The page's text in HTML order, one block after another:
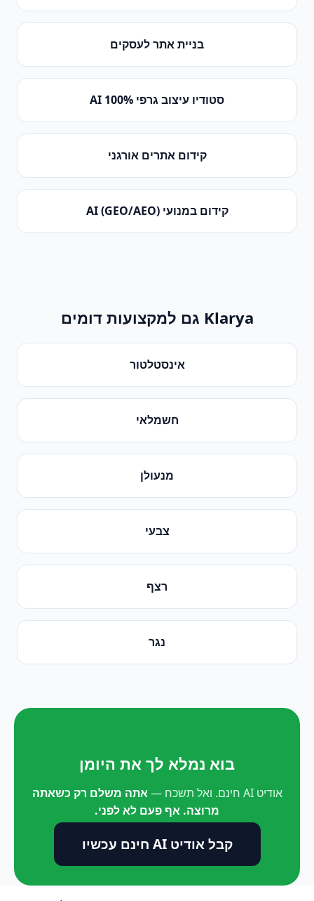
בניית אתר לעסקים
סטודיו עיצוב גרפי 100% AI
קידום אתרים אורגני
קידום במנועי AI (GEO/AEO)
Klarya גם למקצועות דומים
אינסטלטור
חשמלאי
מנעולן
צבעי
רצף
נגר
בוא נמלא לך את היומן
אודיט AI חינם. ואל תשכח —
אתה משלם רק כשאתה
מרוצה. אף פעם לא לפני.
קבל אודיט AI חינם עכשיו